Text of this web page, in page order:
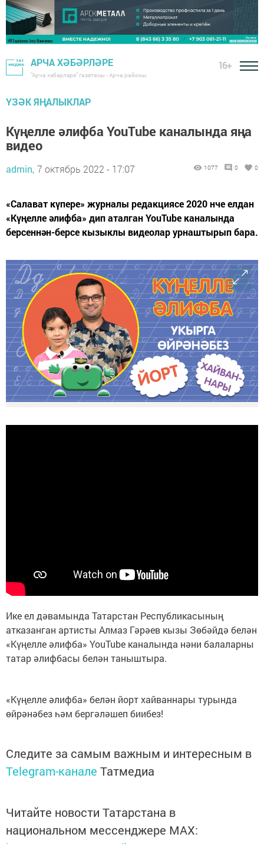
АРЧА ХӘБӘРЛӘРЕ
"Арча хәбәрләре" газетасы - Арча районы
16+
ҮЗӘК ЯҢАЛЫКЛАР
Күңелле әлифба YouTube каналында яңа
видео
admin, 7 октябрь 2022 - 17:07 1077 0 0
«Салават күпере» журналы редакциясе 2020 нче елдан
«Күңелле әлифба» дип аталган YouTube каналында
берсеннән-берсе кызыклы видеолар урнаштырып бара.
Ике ел дәвамында Татарстан Республикасының
атказанган артисты Алмаз Гәрәев кызы Зөбәйдә белән
«Күңелле әлифба» YouTube каналында нәни балаларны
татар әлифбасы белән таныштыра.
«Күңелле әлифба» белән йорт хайваннары турында
өйрәнәбез һәм бергәләшеп биибез!
Следите за самым важным и интересным в
Telegram-канале Татмедиа
Читайте новости Татарстана в
национальном мессенджере MАХ: